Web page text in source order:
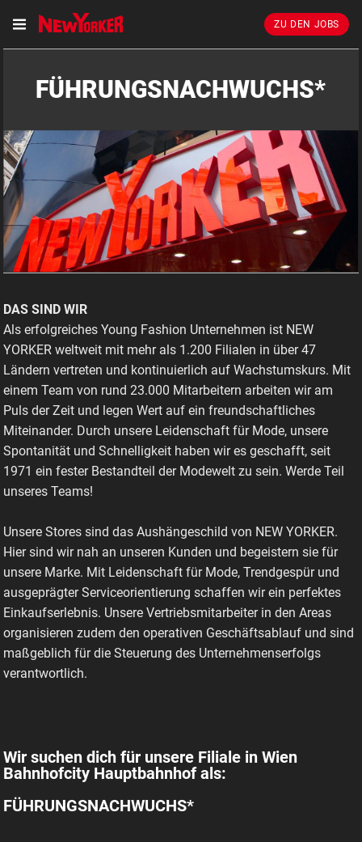
ZU DEN JOBS
FÜHRUNGSNACHWUCHS*
DAS SIND WIR
Als erfolgreiches Young Fashion Unternehmen ist NEW
YORKER weltweit mit mehr als 1.200 Filialen in über 47
Ländern vertreten und kontinuierlich auf Wachstumskurs. Mit
einem Team von rund 23.000 Mitarbeitern arbeiten wir am
Puls der Zeit und legen Wert auf ein freundschaftliches
Miteinander. Durch unsere Leidenschaft für Mode, unsere
Spontanität und Schnelligkeit haben wir es geschafft, seit
1971 ein fester Bestandteil der Modewelt zu sein. Werde Teil
unseres Teams!
Unsere Stores sind das Aushängeschild von NEW YORKER.
Hier sind wir nah an unseren Kunden und begeistern sie für
unsere Marke. Mit Leidenschaft für Mode, Trendgespür und
ausgeprägter Serviceorientierung schaffen wir ein perfektes
Einkaufserlebnis. Unsere Vertriebsmitarbeiter in den Areas
organisieren zudem den operativen Geschäftsablauf und sind
maßgeblich für die Steuerung des Unternehmenserfolgs
verantwortlich.
Wir suchen dich für unsere Filiale in Wien
Bahnhofcity Hauptbahnhof als:
FÜHRUNGSNACHWUCHS*